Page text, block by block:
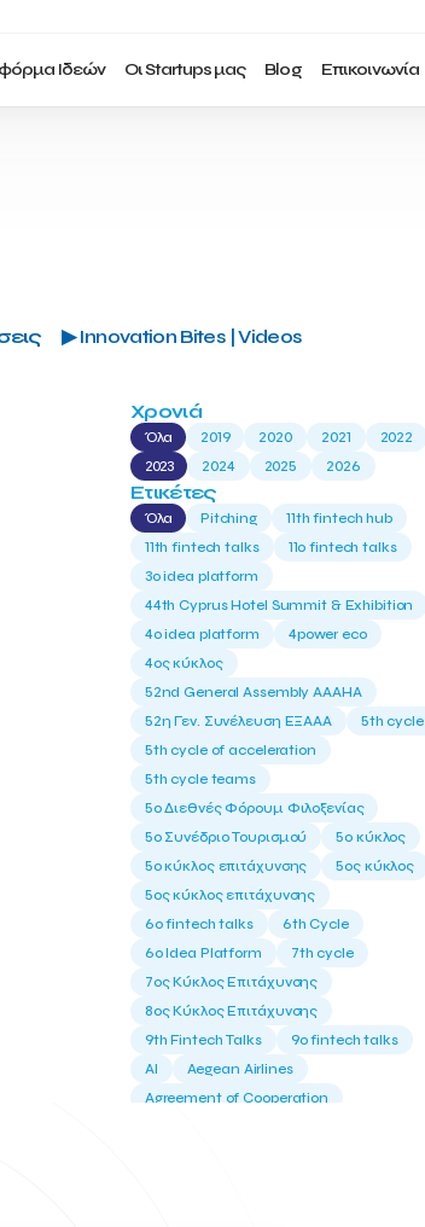
Ιδεών Οι Startups μας Blog Επικοινωνία
▶ Innovation Bites | Videos
Χρονιά
Όλα 2019 2020 2021
2022
2023
2024 2025 2026
Ετικέτες
Όλα Pitching
11th fintech hub
11th fintech talks
11ο fintech talks
3o idea platform
44th Cyprus Hotel Summit & Exhibition
4o idea platform
4power eco
4ος κύκλος
52nd General Assembly AAAHA
52η Γεν. Συνέλευση ΕΞΑΑΑ
5th cycle
5th cycle of acceleration
5th cycle teams
5ο Διεθνές Φόρουμ Φιλοξενίας
5ο Συνέδριο Τουρισμού
5ο κύκλος
5ο κύκλος επιτάχυνσης
5ος κύκλος
5ος κύκλος επιτάχυνσης
6o fintech talks
6th Cycle
6ο Idea Platform
7th cycle
7ος Κύκλος Επιτάχυνσης
8ος Κύκλος Επιτάχυνσης
9th Fintech Talks
9ο fintech talks
AI
Aegean Airlines
Agreement of Cooperation